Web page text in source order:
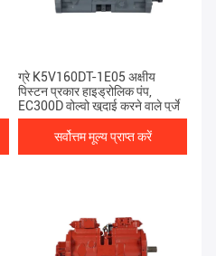
ग्रे K5V160DT-1E05 अक्षीय
पिस्टन प्रकार हाइड्रोलिक पंप,
EC300D वोल्वो खुदाई करने वाले पुर्जे
सर्वोत्तम मूल्य प्राप्त करें